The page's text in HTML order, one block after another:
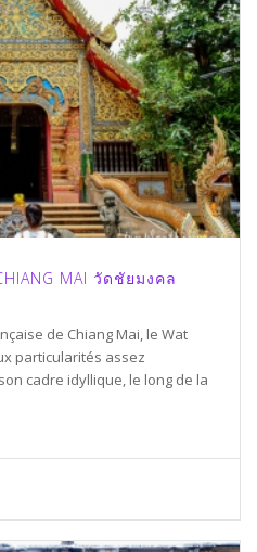
MAI วัดชัยมงคล
de Chiang Mai, le Wat
particularités assez
cadre idyllique, le long de la